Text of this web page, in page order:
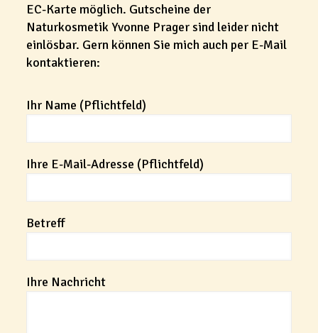
EC-Karte möglich. Gutscheine der
Naturkosmetik Yvonne Prager sind leider nicht
einlösbar. Gern können Sie mich auch per E-Mail
kontaktieren:
Ihr Name (Pflichtfeld)
Ihre E-Mail-Adresse (Pflichtfeld)
Betreff
Ihre Nachricht